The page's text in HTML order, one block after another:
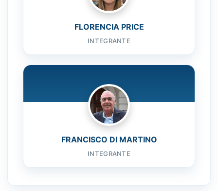
FLORENCIA PRICE
INTEGRANTE
FRANCISCO DI MARTINO
INTEGRANTE